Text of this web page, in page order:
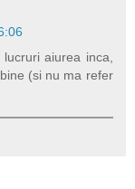
aiurea inca,
(si nu ma refer